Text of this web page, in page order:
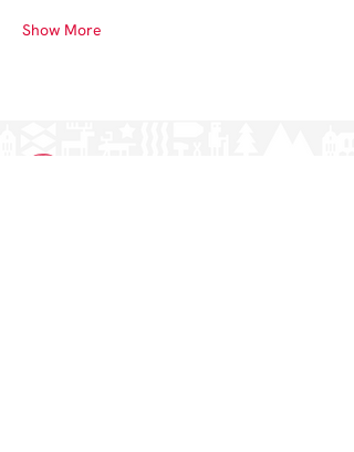
Show More